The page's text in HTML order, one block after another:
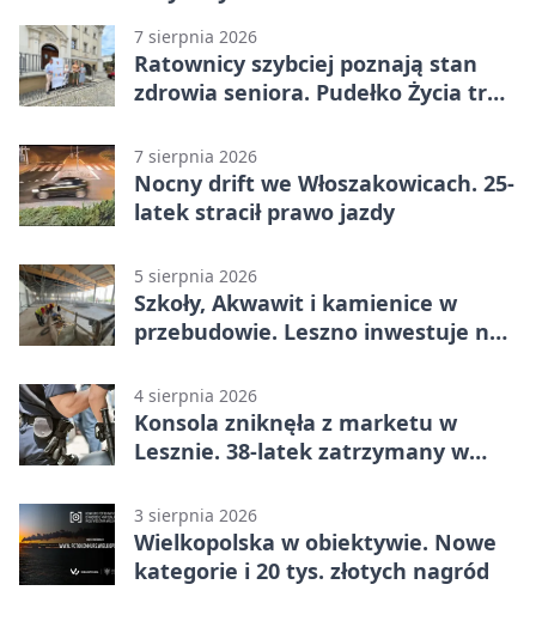
7 sierpnia 2026
Ratownicy szybciej poznają stan
zdrowia seniora. Pudełko Życia trafi
7 sierpnia 2026
Nocny drift we Włoszakowicach. 25-
latek stracił prawo jazdy
5 sierpnia 2026
Szkoły, Akwawit i kamienice w
przebudowie. Leszno inwestuje na
4 sierpnia 2026
Konsola zniknęła z marketu w
Lesznie. 38-latek zatrzymany w
3 sierpnia 2026
Wielkopolska w obiektywie. Nowe
kategorie i 20 tys. złotych nagród